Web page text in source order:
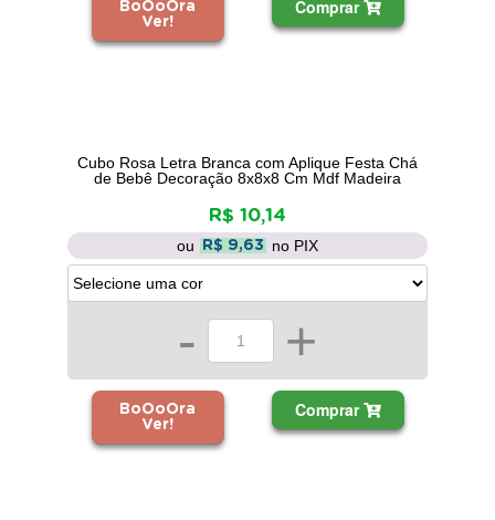
BoOoOra
Ver!
Comprar
Cubo Rosa Letra Branca com Aplique Festa Chá
de Bebê Decoração 8x8x8 Cm Mdf Madeira
R$ 10,14
ou R$ 9,63 no PIX
- +
BoOoOra
Ver!
Comprar